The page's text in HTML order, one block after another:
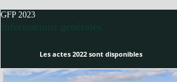
GFP 2023
Informations générales
Les actes 2022 sont disponibles